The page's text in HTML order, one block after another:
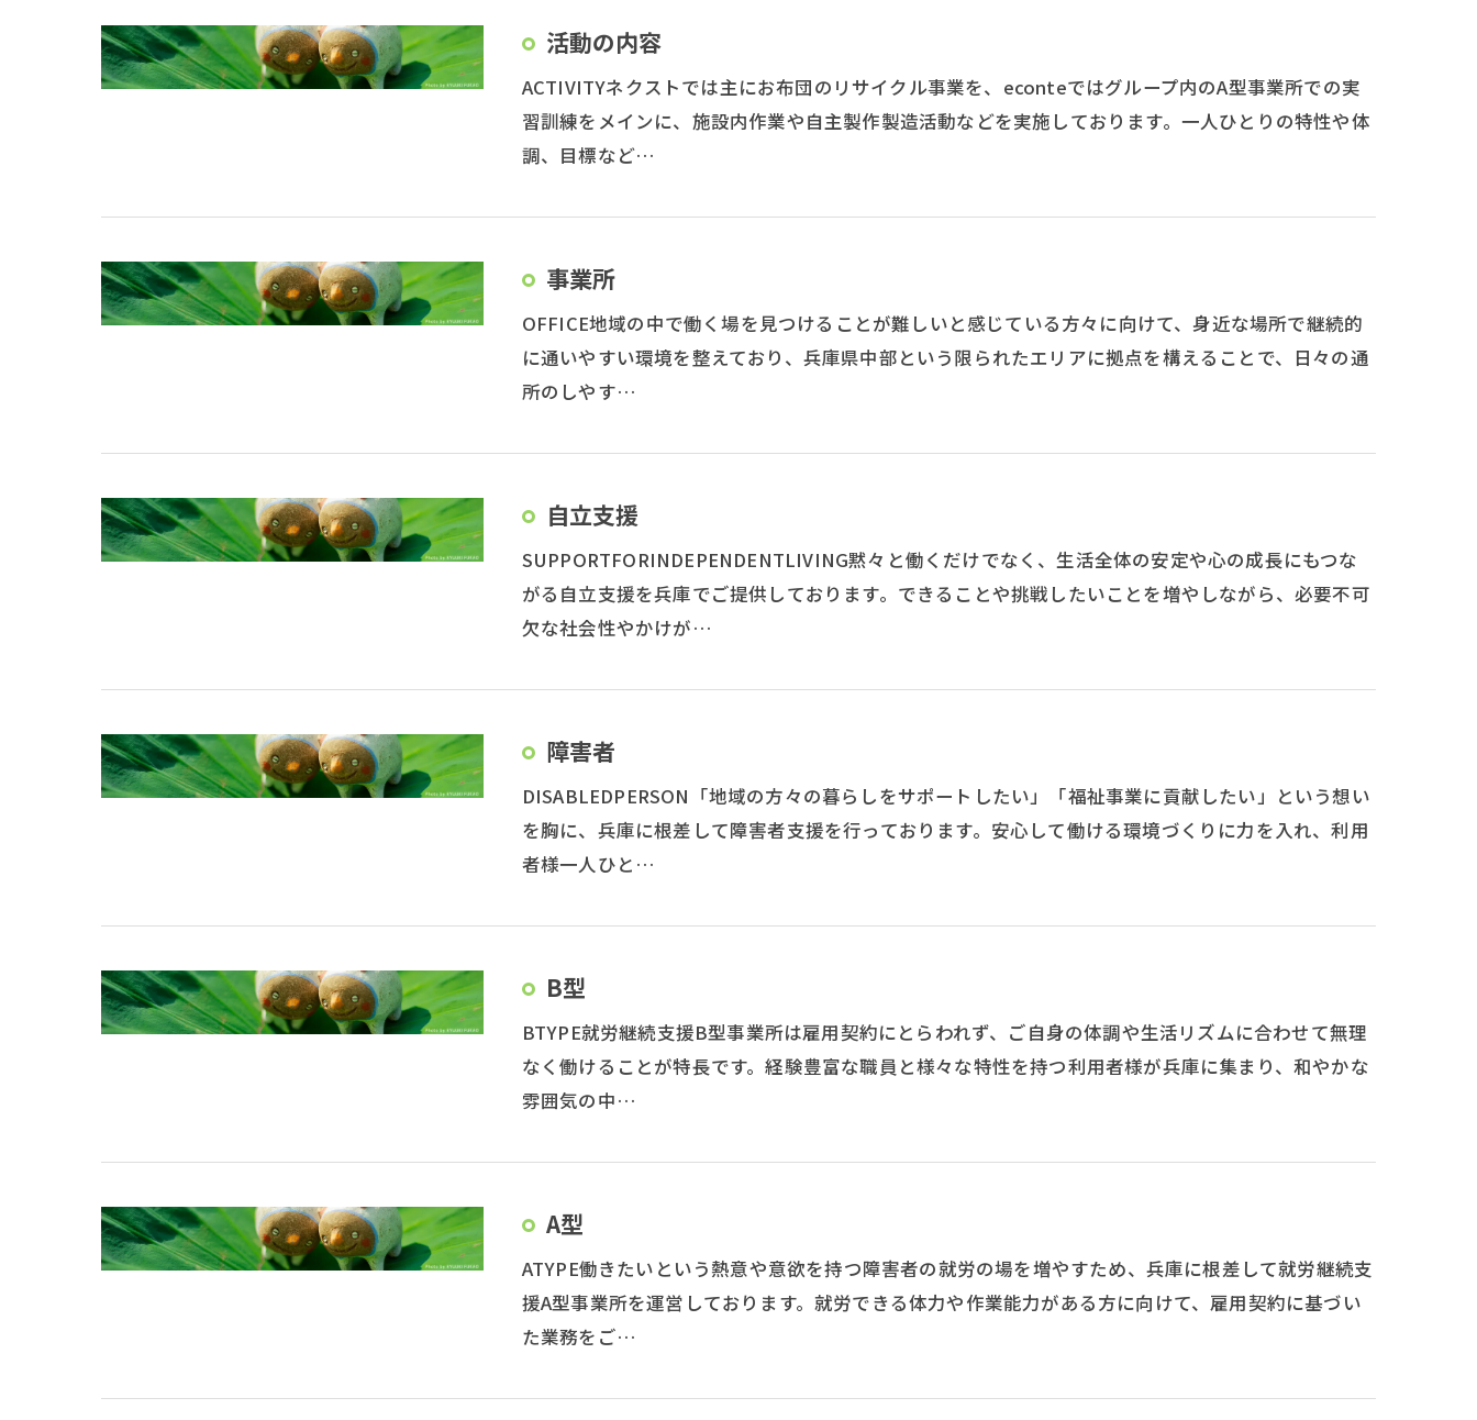
活動の内容
ACTIVITYネクストでは主にお布団のリサイクル事業を、econteではグループ内のA型事業所での実
習訓練をメインに、施設内作業や自主製作製造活動などを実施しております。一人ひとりの特性や体
調、目標など…
事業所
OFFICE地域の中で働く場を見つけることが難しいと感じている方々に向けて、身近な場所で継続的
に通いやすい環境を整えており、兵庫県中部という限られたエリアに拠点を構えることで、日々の通
所のしやす…
自立支援
SUPPORTFORINDEPENDENTLIVING黙々と働くだけでなく、生活全体の安定や心の成長にもつな
がる自立支援を兵庫でご提供しております。できることや挑戦したいことを増やしながら、必要不可
欠な社会性やかけが…
障害者
DISABLEDPERSON「地域の方々の暮らしをサポートしたい」「福祉事業に貢献したい」という想い
を胸に、兵庫に根差して障害者支援を行っております。安心して働ける環境づくりに力を入れ、利用
者様一人ひと…
B型
BTYPE就労継続支援B型事業所は雇用契約にとらわれず、ご自身の体調や生活リズムに合わせて無理
なく働けることが特長です。経験豊富な職員と様々な特性を持つ利用者様が兵庫に集まり、和やかな
雰囲気の中…
A型
ATYPE働きたいという熱意や意欲を持つ障害者の就労の場を増やすため、兵庫に根差して就労継続支
援A型事業所を運営しております。就労できる体力や作業能力がある方に向けて、雇用契約に基づい
た業務をご…